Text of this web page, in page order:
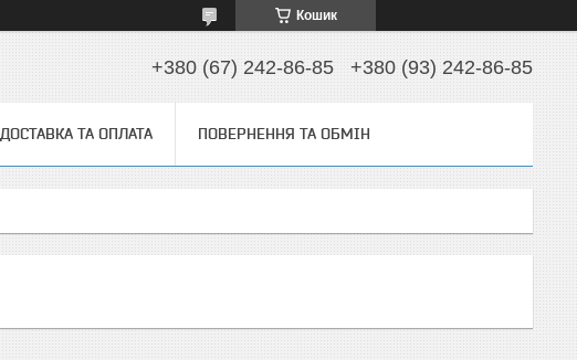
Кошик
+380 (67) 242-86-85 +380 (93) 242-86-85
ДОСТАВКА ТА ОПЛАТА ПОВЕРНЕННЯ ТА ОБМІН